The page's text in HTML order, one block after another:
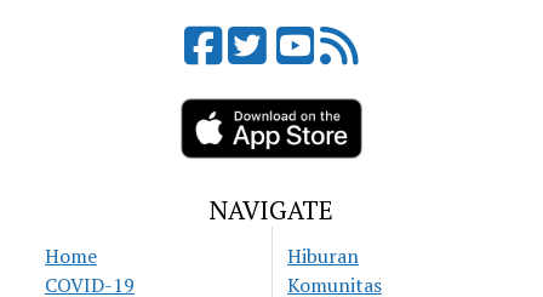
NAVIGATE
Home
COVID-19
Hiburan
Komunitas